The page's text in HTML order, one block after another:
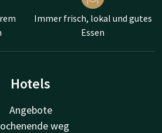
Immer frisch, lokal und gutes
Essen
Hotels
Angebote
weg